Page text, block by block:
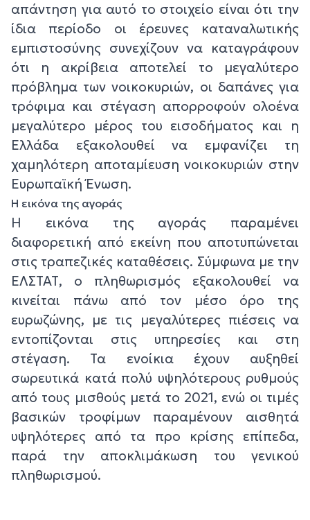
απάντηση για αυτό το στοιχείο είναι ότι την
ίδια περίοδο οι έρευνες καταναλωτικής
εμπιστοσύνης συνεχίζουν να καταγράφουν
ότι η ακρίβεια αποτελεί το μεγαλύτερο
πρόβλημα των νοικοκυριών, οι δαπάνες για
τρόφιμα και στέγαση απορροφούν ολοένα
μεγαλύτερο μέρος του εισοδήματος και η
Ελλάδα εξακολουθεί να εμφανίζει τη
χαμηλότερη αποταμίευση νοικοκυριών στην
Ευρωπαϊκή Ένωση.
Η εικόνα της αγοράς
Η εικόνα της αγοράς παραμένει
διαφορετική από εκείνη που αποτυπώνεται
στις τραπεζικές καταθέσεις. Σύμφωνα με την
ΕΛΣΤΑΤ, ο πληθωρισμός εξακολουθεί να
κινείται πάνω από τον μέσο όρο της
ευρωζώνης, με τις μεγαλύτερες πιέσεις να
εντοπίζονται στις υπηρεσίες και στη
στέγαση. Τα ενοίκια έχουν αυξηθεί
σωρευτικά κατά πολύ υψηλότερους ρυθμούς
από τους μισθούς μετά το 2021, ενώ οι τιμές
βασικών τροφίμων παραμένουν αισθητά
υψηλότερες από τα προ κρίσης επίπεδα,
παρά την αποκλιμάκωση του γενικού
πληθωρισμού.